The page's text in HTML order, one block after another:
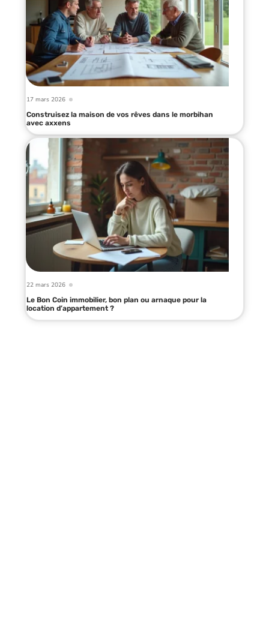
17 mars 2026
Construisez la maison de vos rêves dans le morbihan
avec axxens
22 mars 2026
Le Bon Coin immobilier, bon plan ou arnaque pour la
location d’appartement ?